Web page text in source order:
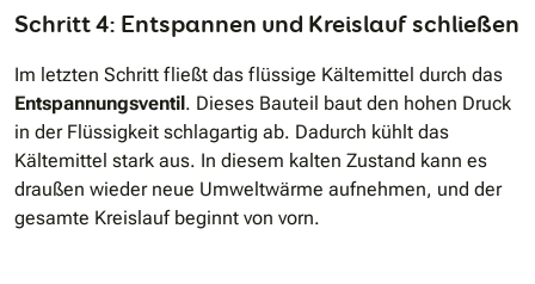
Schritt 4: Entspannen und Kreislauf schließen
Im letzten Schritt fließt das flüssige Kältemittel durch das
Entspannungsventil. Dieses Bauteil baut den hohen Druck
in der Flüssigkeit schlagartig ab. Dadurch kühlt das
Kältemittel stark aus. In diesem kalten Zustand kann es
draußen wieder neue Umweltwärme aufnehmen, und der
gesamte Kreislauf beginnt von vorn.